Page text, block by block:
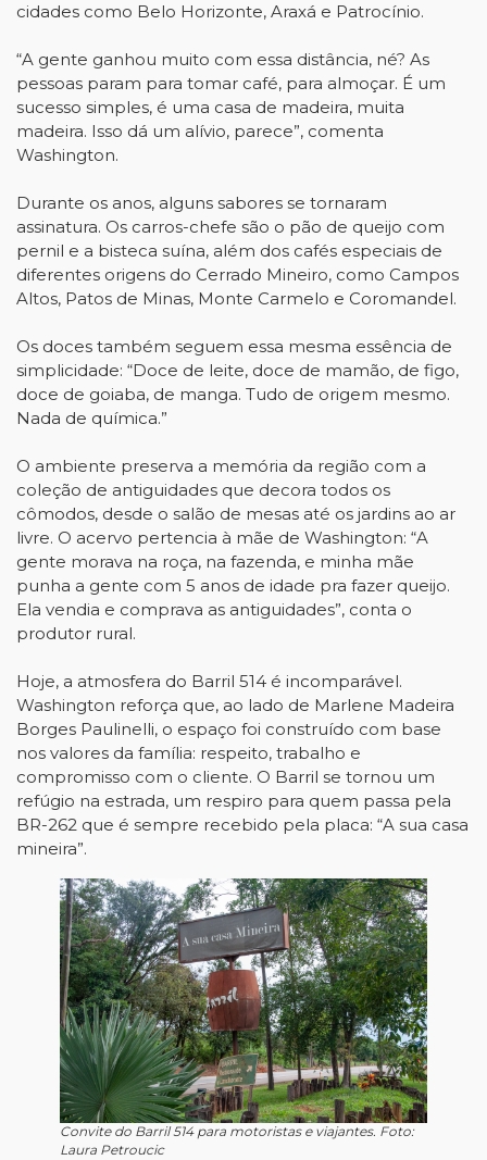
cidades como Belo Horizonte, Araxá e Patrocínio.
“A gente ganhou muito com essa distância, né? As
pessoas param para tomar café, para almoçar. É um
sucesso simples, é uma casa de madeira, muita
madeira. Isso dá um alívio, parece”, comenta
Washington.
Durante os anos, alguns sabores se tornaram
assinatura. Os carros-chefe são o pão de queijo com
pernil e a bisteca suína, além dos cafés especiais de
diferentes origens do Cerrado Mineiro, como Campos
Altos, Patos de Minas, Monte Carmelo e Coromandel.
Os doces também seguem essa mesma essência de
simplicidade: “Doce de leite, doce de mamão, de figo,
doce de goiaba, de manga. Tudo de origem mesmo.
Nada de química.”
O ambiente preserva a memória da região com a
coleção de antiguidades que decora todos os
cômodos, desde o salão de mesas até os jardins ao ar
livre. O acervo pertencia à mãe de Washington: “A
gente morava na roça, na fazenda, e minha mãe
punha a gente com 5 anos de idade pra fazer queijo.
Ela vendia e comprava as antiguidades”, conta o
produtor rural.
Hoje, a atmosfera do Barril 514 é incomparável.
Washington reforça que, ao lado de Marlene Madeira
Borges Paulinelli, o espaço foi construído com base
nos valores da família: respeito, trabalho e
compromisso com o cliente. O Barril se tornou um
refúgio na estrada, um respiro para quem passa pela
BR-262 que é sempre recebido pela placa: “A sua casa
mineira”.
Convite do Barril 514 para motoristas e viajantes. Foto:
Laura Petroucic